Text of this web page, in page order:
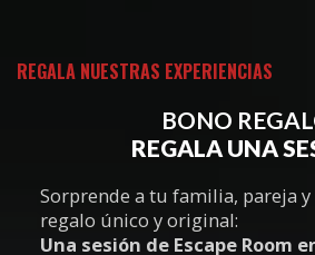
REGALA NUESTRAS EXPERIENCIAS
BONO
REGALA UNA
Sorprende a tu familia, pareja
regalo único y original:
Una sesión de Escape Room